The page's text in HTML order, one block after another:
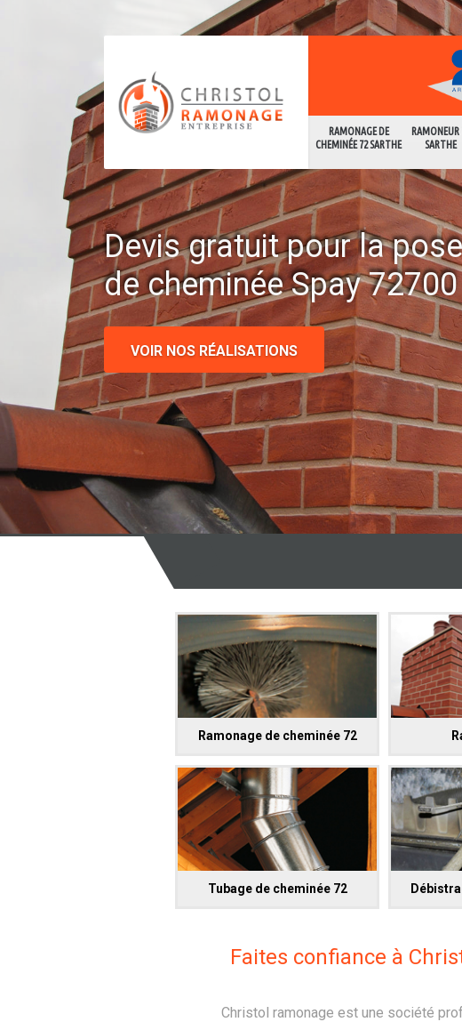
RAMONAGE DE
CHEMINÉE 72 SARTHE
RAMONEUR
SARTHE
Devis gratuit pour la
de cheminée Spay 72700
VOIR NOS RÉALISATIONS
Ramonage de cheminée 72
Tubage de cheminée 72
Faites confiance à
Christol ramonage est une société